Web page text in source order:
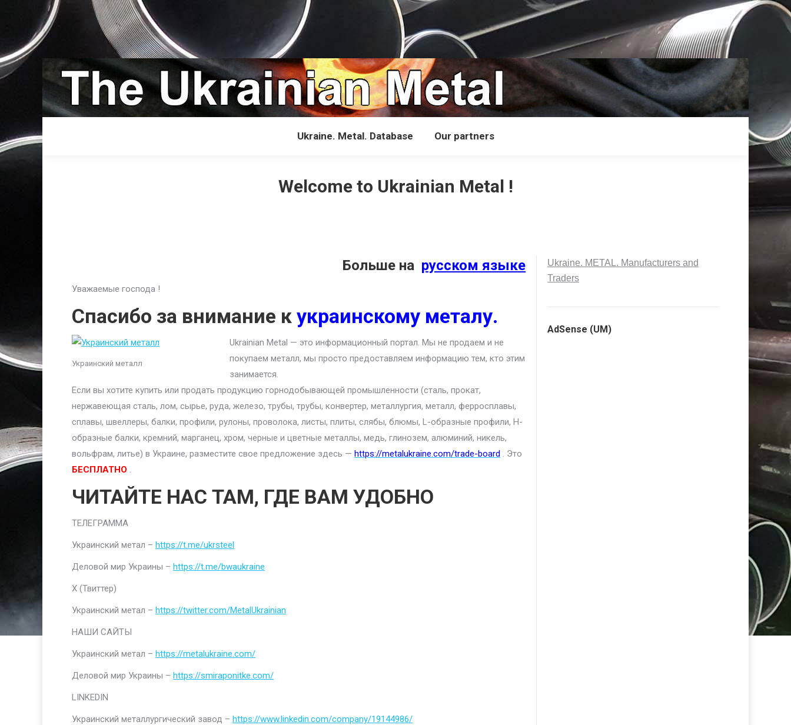
Ukraine. Metal. Database Our partners
Welcome to Ukrainian Metal !
Больше на русском языке
Уважаемые господа !
Спасибо за внимание к украинскому металу.
Украинский металл
Ukrainian Metal — это информационный портал. Мы не продаем и не
покупаем металл, мы просто предоставляем информацию тем, кто этим
занимается.
Если вы хотите купить или продать продукцию горнодобывающей промышленности (сталь, прокат,
нержавеющая сталь, лом, сырье, руда, железо, трубы, трубы, конвертер, металлургия, металл, ферросплавы,
сплавы, швеллеры, балки, профили, рулоны, проволока, листы, плиты, слябы, блюмы, L-образные профили, H-
образные балки, кремний, марганец, хром, черные и цветные металлы, медь, глинозем, алюминий, никель,
вольфрам, литье) в Украине, разместите свое предложение здесь — https://metalukraine.com/trade-board . Это
БЕСПЛАТНО .
ЧИТАЙТЕ НАС ТАМ, ГДЕ ВАМ УДОБНО
ТЕЛЕГРАММА
Украинский метал – https://t.me/ukrsteel
Деловой мир Украины – https://t.me/bwaukraine
Х (Твиттер)
Украинский метал – https://twitter.com/MetalUkrainian
НАШИ САЙТЫ
Украинский метал – https://metalukraine.com/
Деловой мир Украины – https://smiraponitke.com/
LINKEDIN
Украинский металлургический завод – https://www.linkedin.com/company/19144986/
Ukraine. METAL. Manufacturers and
Traders
AdSense (UM)